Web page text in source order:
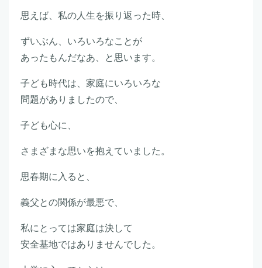
思えば、私の人生を振り返った時、
ずいぶん、いろいろなことが
あったもんだなあ、と思います。
子ども時代は、家庭にいろいろな
問題がありましたので、
子ども心に、
さまざまな思いを抱えていました。
思春期に入ると、
義父との関係が最悪で、
私にとっては家庭は決して
安全基地ではありませんでした。